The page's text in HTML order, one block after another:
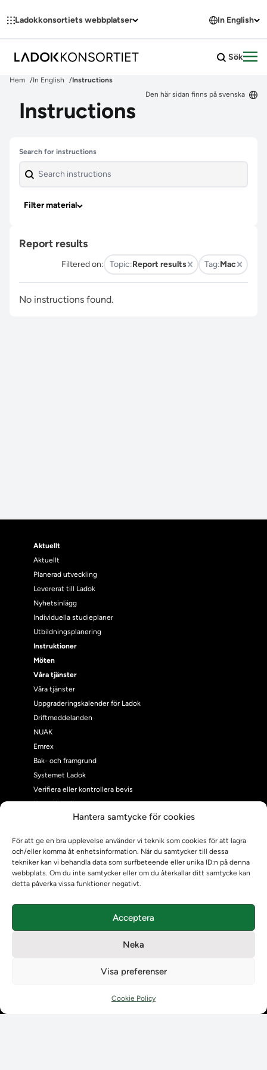
Hantera samtycke för cookies
För att ge en bra upplevelse använder vi teknik som cookies för att lagra
och/eller komma åt enhetsinformation. När du samtycker till dessa
tekniker kan vi behandla data som surfbeteende eller unika ID:n på denna
webbplats. Om du inte samtycker eller om du återkallar ditt samtycke kan
detta påverka vissa funktioner negativt.
Acceptera
Neka
Visa preferenser
Cookie Policy
Ladokkonsortiets webbplatser In English
Sök
Hem In English
Instructions
Den här sidan finns på svenska
Instructions
Skip past filters
Search for instructions
Filter material
Report results
Filtered on: Topic:Report results Tag:Mac
No instructions found.
Aktuellt
Aktuellt
Planerad utveckling
Levererat till Ladok
Nyhetsinlägg
Individuella studieplaner
Utbildningsplanering
Instruktioner
Möten
Våra tjänster
Våra tjänster
Uppgraderingskalender för Ladok
Driftmeddelanden
NUAK
Emrex
Bak- och framgrund
Systemet Ladok
Verifiera eller kontrollera bevis
Kontrollera intyg
Om Ladokkonsortiet
Ladokkonsortiet internationellt
Vision, strategi och produktplan
Teamens sammansättning och arbetet på Ladokkonsortiet
Användarkontakter
Policyer och dokument
Kontaktuppgifter till lärosätenas Ladoksupport
Kontaktuppgifter till Ladokkonsortiet